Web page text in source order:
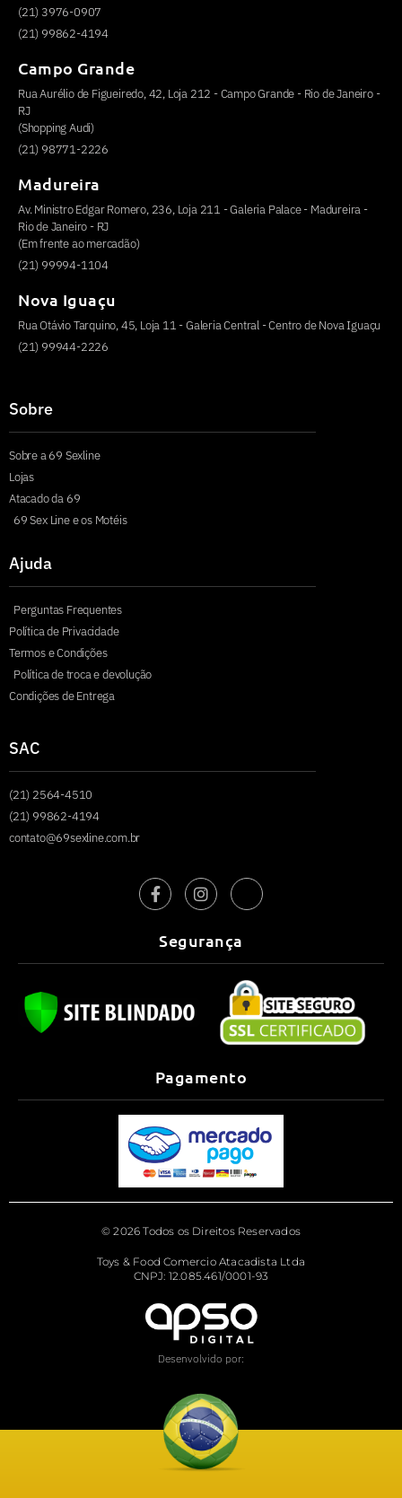
(21) 3976-0907
(21) 99862-4194
Campo Grande
Rua Aurélio de Figueiredo, 42, Loja 212 - Campo Grande - Rio de Janeiro -
RJ
(Shopping Audi)
(21) 98771-2226
Madureira
Av. Ministro Edgar Romero, 236, Loja 211 - Galeria Palace - Madureira -
Rio de Janeiro - RJ
(Em frente ao mercadão)
(21) 99994-1104
Nova Iguaçu
Rua Otávio Tarquino, 45, Loja 11 - Galeria Central - Centro de Nova Iguaçu
(21) 99944-2226
Sobre
Sobre a 69 Sexline
Lojas
Atacado da 69
69 Sex Line e os Motéis
Ajuda
Perguntas Frequentes
Política de Privacidade
Termos e Condições
Política de troca e devolução
Condições de Entrega
SAC
(21) 2564-4510
(21) 99862-4194
contato@69sexline.com.br
Segurança
Pagamento
© 2026 Todos os Direitos Reservados
Toys & Food Comercio Atacadista Ltda
CNPJ: 12.085.461/0001-93
Desenvolvido por: